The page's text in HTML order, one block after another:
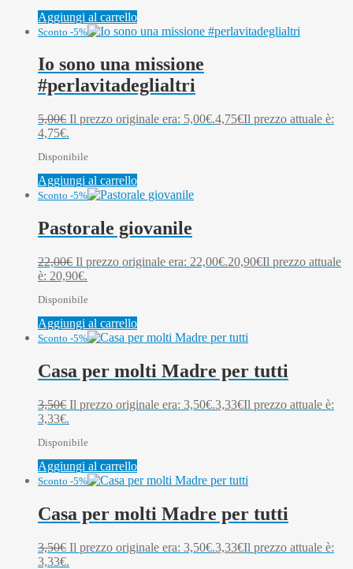
Aggiungi al carrello
Sconto -5%
Io sono una missione
#perlavitadeglialtri
5,00€ Il prezzo originale era: 5,00€.4,75€Il prezzo attuale è:
4,75€.
Disponibile
Aggiungi al carrello
Sconto -5%
Pastorale giovanile
22,00€ Il prezzo originale era: 22,00€.20,90€Il prezzo attuale
è: 20,90€.
Disponibile
Aggiungi al carrello
Sconto -5%
Casa per molti Madre per tutti
3,50€ Il prezzo originale era: 3,50€.3,33€Il prezzo attuale è:
3,33€.
Disponibile
Aggiungi al carrello
Sconto -5%
Casa per molti Madre per tutti
3,50€ Il prezzo originale era: 3,50€.3,33€Il prezzo attuale è:
3,33€.